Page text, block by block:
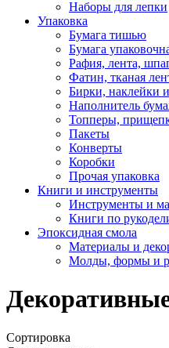
Наборы для лепки
Упаковка
Бумага тишью
Бумага
Рафия, лента,
Фатин, тканая
Бирки, наклейки
Наполнитель
Топперы,
Пакеты
Конверты
Коробки
Прочая упаковка
Книги и инструменты
Инструменты и
Книги по
Эпоксидная смола
Материалы и
Молды, формы и
Сортировка